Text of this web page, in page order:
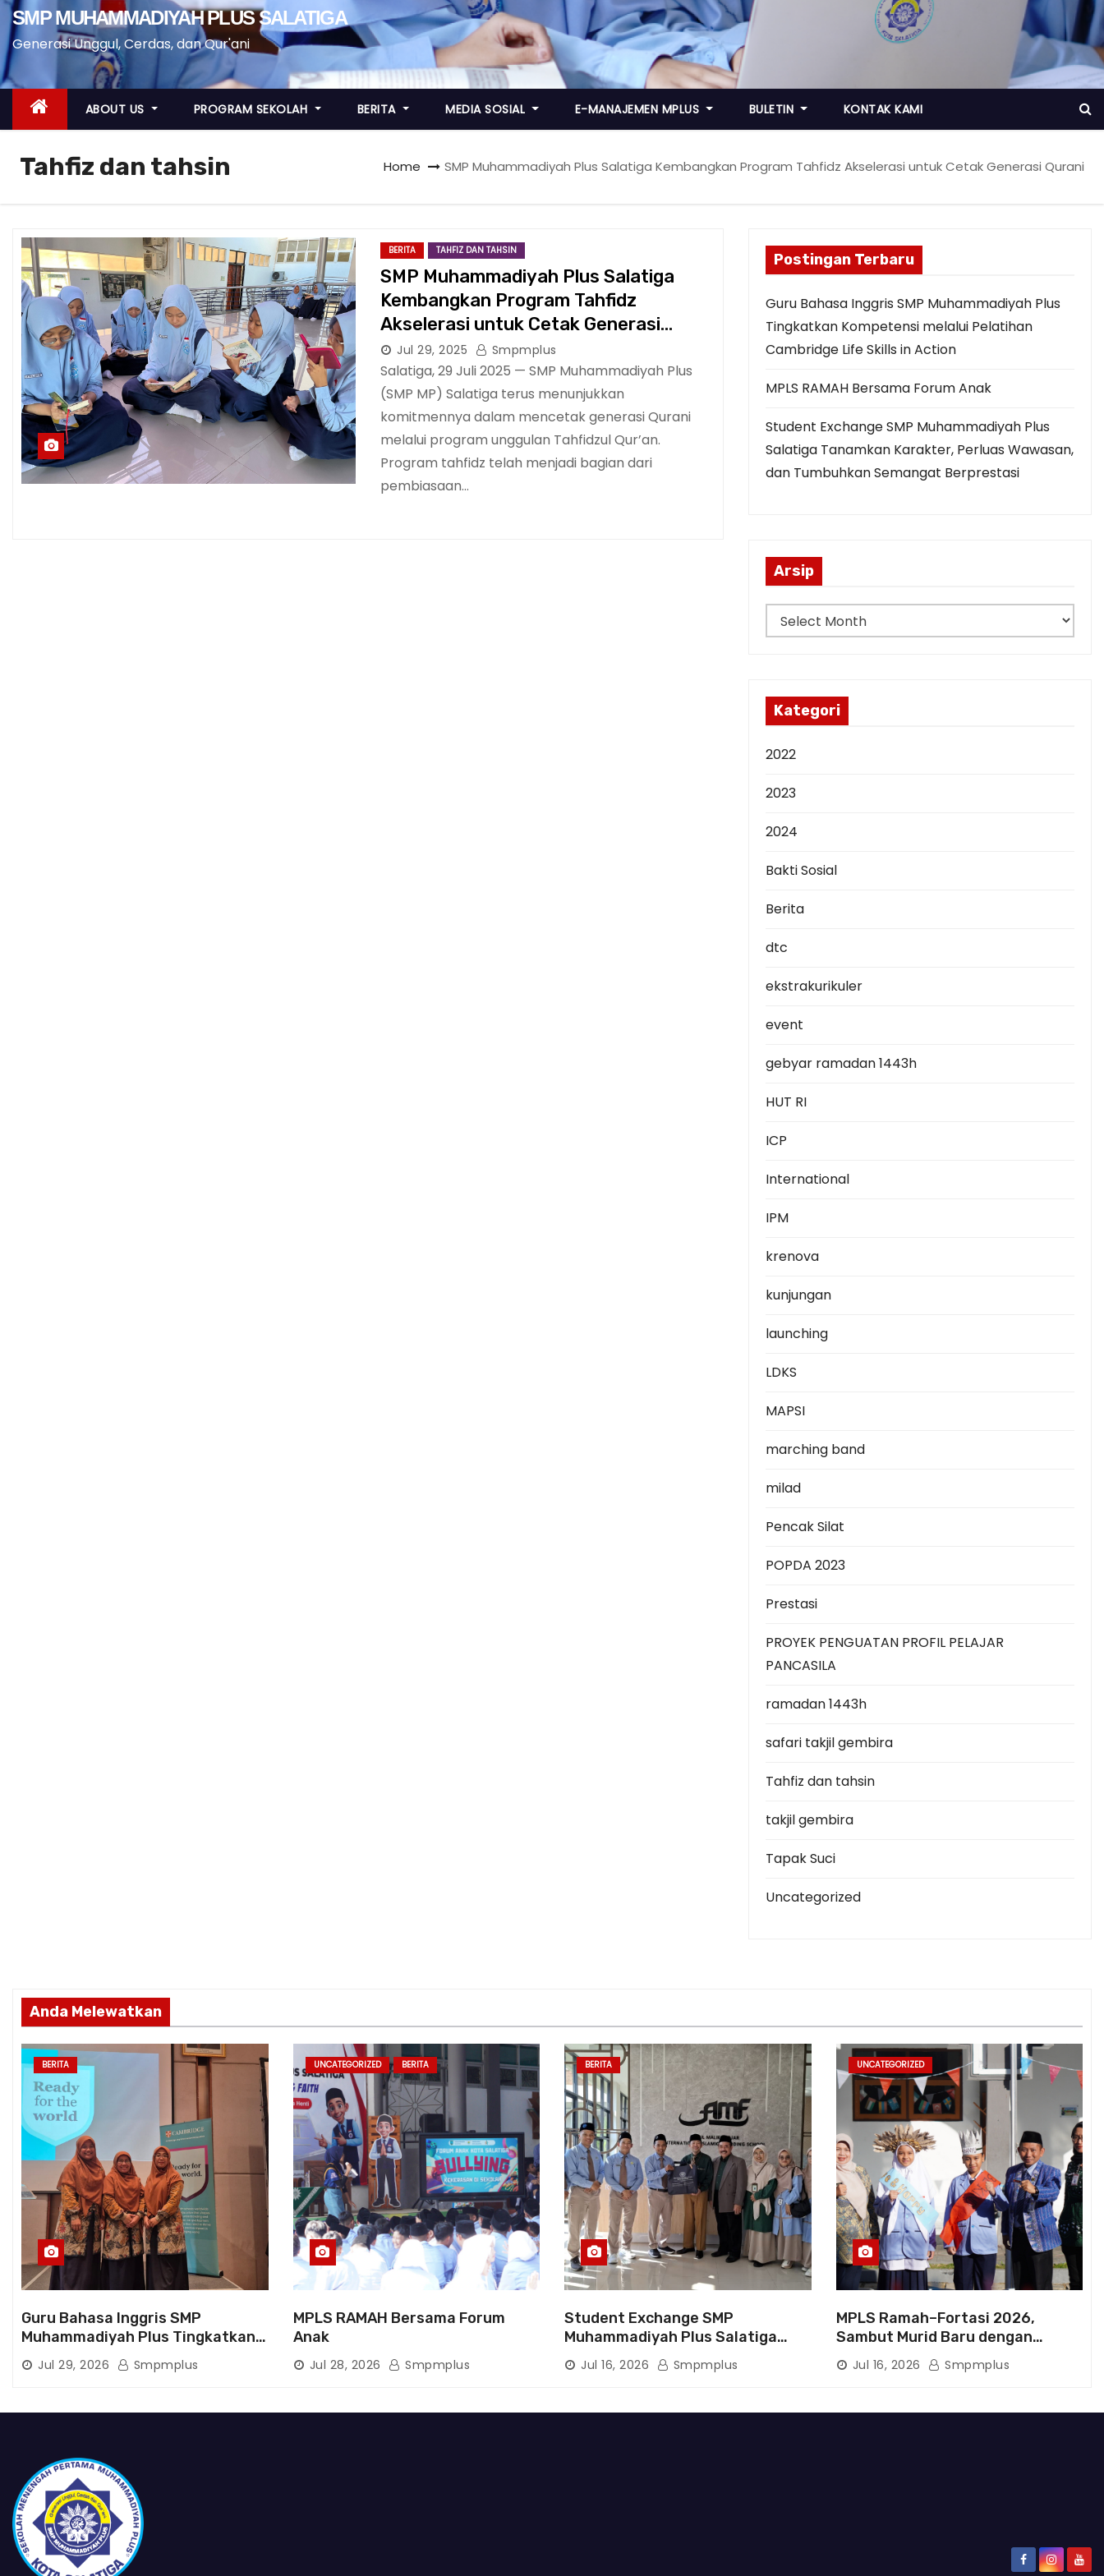
SMP MUHAMMADIYAH PLUS SALATIGA
Generasi Unggul, Cerdas, dan Qur'ani
ABOUT US PROGRAM SEKOLAH BERITA MEDIA SOSIAL E-MANAJEMEN MPLUS BULETIN KONTAK KAMI
Tahfiz dan tahsin Home SMP Muhammadiyah Plus Salatiga Kembangkan Program Tahfidz Akselerasi untuk Cetak Generasi Qurani
BERITA TAHFIZ DAN TAHSIN
SMP Muhammadiyah Plus Salatiga
Kembangkan Program Tahfidz
Akselerasi untuk Cetak Generasi
Qurani
Jul 29, 2025 Smpmplus
Salatiga, 29 Juli 2025 — SMP Muhammadiyah Plus
(SMP MP) Salatiga terus menunjukkan
komitmennya dalam mencetak generasi Qurani
melalui program unggulan Tahfidzul Qur’an.
Program tahfidz telah menjadi bagian dari
pembiasaan…
Postingan Terbaru
Guru Bahasa Inggris SMP Muhammadiyah Plus
Tingkatkan Kompetensi melalui Pelatihan
Cambridge Life Skills in Action
MPLS RAMAH Bersama Forum Anak
Student Exchange SMP Muhammadiyah Plus
Salatiga Tanamkan Karakter, Perluas Wawasan,
dan Tumbuhkan Semangat Berprestasi
Arsip
r
Kategori
2022
2023
2024
Bakti Sosial
Berita
dtc
ekstrakurikuler
event
gebyar ramadan 1443h
HUT RI
ICP
International
IPM
krenova
kunjungan
launching
LDKS
MAPSI
marching band
milad
Pencak Silat
POPDA 2023
Prestasi
PROYEK PENGUATAN PROFIL PELAJAR
PANCASILA
ramadan 1443h
safari takjil gembira
Tahfiz dan tahsin
takjil gembira
Tapak Suci
Uncategorized
Anda Melewatkan
BERITA
Guru Bahasa Inggris SMP
Muhammadiyah Plus Tingkatkan
Kompetensi melalui Pelatihan
Cambridge Life Skills in Action
Jul 29, 2026 Smpmplus
UNCATEGORIZED BERITA
MPLS RAMAH Bersama Forum
Anak
Jul 28, 2026 Smpmplus
BERITA
Student Exchange SMP
Muhammadiyah Plus Salatiga
Tanamkan Karakter, Perluas
Wawasan, dan Tumbuhkan
Jul 16, 2026 Smpmplus
UNCATEGORIZED
MPLS Ramah–Fortasi 2026,
Sambut Murid Baru dengan
Semangat Berkarakter
Jul 16, 2026 Smpmplus